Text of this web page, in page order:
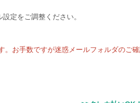
定をご調整ください。
お手数ですが迷惑メールフォルダのご